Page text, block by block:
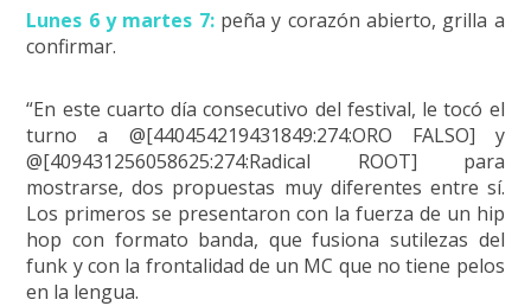
Lunes 6 y martes 7: peña y corazón abierto, grilla a
confirmar.
“En este cuarto día consecutivo del festival, le tocó el
turno a @[440454219431849:274:ORO FALSO] y
@[409431256058625:274:Radical ROOT] para
mostrarse, dos propuestas muy diferentes entre sí.
Los primeros se presentaron con la fuerza de un hip
hop con formato banda, que fusiona sutilezas del
funk y con la frontalidad de un MC que no tiene pelos
en la lengua.